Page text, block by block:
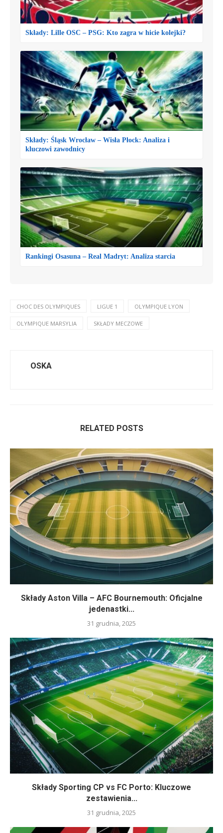
Składy: Lille OSC – PSG: Kto zagra w hicie kolejki?
Składy: Śląsk Wrocław – Wisła Płock: Analiza i
kluczowi zawodnicy
Rankingi Osasuna – Real Madryt: Analiza starcia
CHOC DES OLYMPIQUES LIGUE 1 OLYMPIQUE LYON
OLYMPIQUE MARSYLIA SKŁADY MECZOWE
OSKA
RELATED POSTS
Składy Aston Villa – AFC Bournemouth: Oficjalne
jedenastki...
31 grudnia, 2025
Składy Sporting CP vs FC Porto: Kluczowe
zestawienia...
31 grudnia, 2025